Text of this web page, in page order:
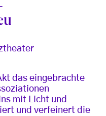
das eingebrachte
mit Licht und
und verfeinert die